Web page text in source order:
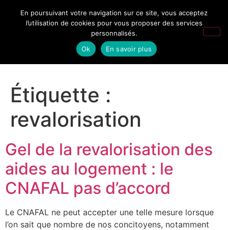
Étiquette :
revalorisation
Gel de la revalorisation des
aides au logement : le
CNAFAL pas d’accord
Le CNAFAL ne peut accepter une telle mesure lorsque
l’on sait que nombre de nos concitoyens, notamment
En poursuivant votre navigation sur ce site, vous acceptez
l’utilisation de cookies pour vous proposer des services
personnalisés.
Ok
En savoir plus